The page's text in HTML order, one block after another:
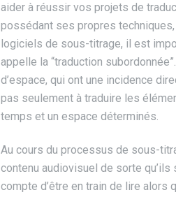
aider à réussir vos projets de
possédant ses propres
logiciels de sous-titrage, il est
appelle la “traduction
d’espace, qui ont une incidence
pas seulement à traduire les
temps et un espace déterminés.
Au cours du processus de sous-
contenu audiovisuel de sorte
compte d’être en train de lire alors